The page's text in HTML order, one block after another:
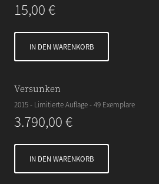
15,00€
IN DEN WARENKORB
Versunken
2015 - Limitierte Auflage - 49 Exemplare
3.790,00€
IN DEN WARENKORB